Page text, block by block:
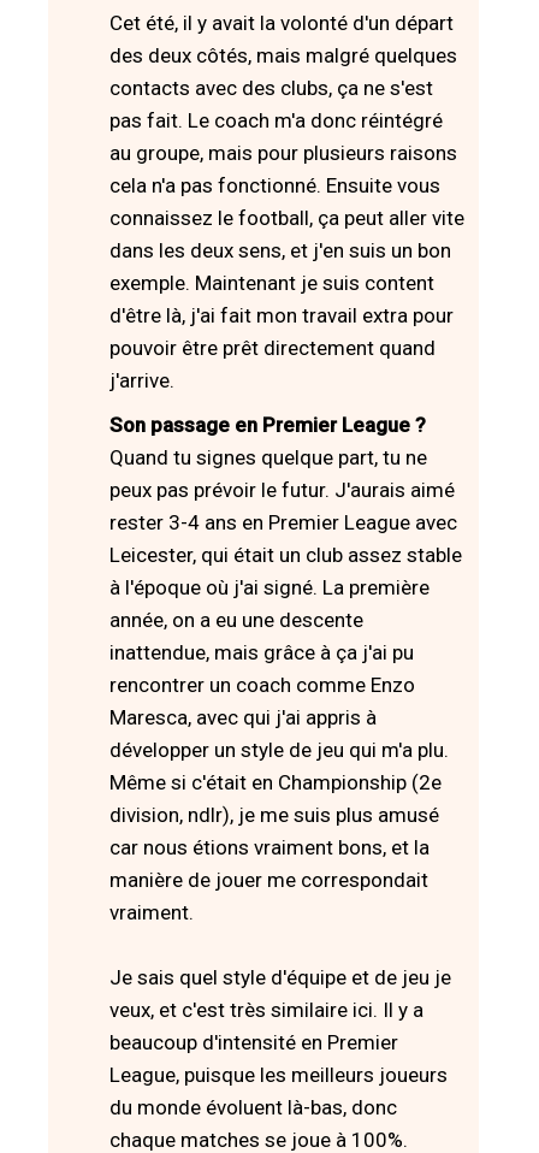
Cet été, il y avait la volonté d'un départ
des deux côtés, mais malgré quelques
contacts avec des clubs, ça ne s'est
pas fait. Le coach m'a donc réintégré
au groupe, mais pour plusieurs raisons
cela n'a pas fonctionné. Ensuite vous
connaissez le football, ça peut aller vite
dans les deux sens, et j'en suis un bon
exemple. Maintenant je suis content
d'être là, j'ai fait mon travail extra pour
pouvoir être prêt directement quand
j'arrive.
Son passage en Premier League ?
Quand tu signes quelque part, tu ne
peux pas prévoir le futur. J'aurais aimé
rester 3-4 ans en Premier League avec
Leicester, qui était un club assez stable
à l'époque où j'ai signé. La première
année, on a eu une descente
inattendue, mais grâce à ça j'ai pu
rencontrer un coach comme Enzo
Maresca, avec qui j'ai appris à
développer un style de jeu qui m'a plu.
Même si c'était en Championship (2e
division, ndlr), je me suis plus amusé
car nous étions vraiment bons, et la
manière de jouer me correspondait
vraiment.
Je sais quel style d'équipe et de jeu je
veux, et c'est très similaire ici. Il y a
beaucoup d'intensité en Premier
League, puisque les meilleurs joueurs
du monde évoluent là-bas, donc
chaque matches se joue à 100%.